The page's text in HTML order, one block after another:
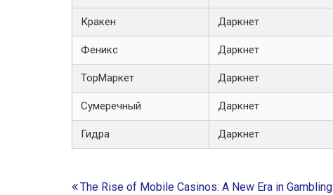
Кракен Даркнет
Феникс Даркнет
ТорМаркет Даркнет
Сумеречный Даркнет
Гидра Даркнет
Post
The Rise of Mobile Casinos: A New Era in Gambling